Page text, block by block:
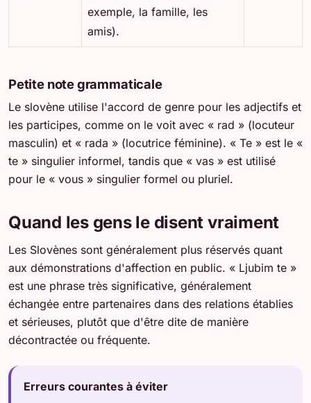
exemple, la famille, les
amis).
Petite note grammaticale
Le slovène utilise l'accord de genre pour les adjectifs et
les participes, comme on le voit avec « rad » (locuteur
masculin) et « rada » (locutrice féminine). « Te » est le «
te » singulier informel, tandis que « vas » est utilisé
pour le « vous » singulier formel ou pluriel.
Quand les gens le disent vraiment
Les Slovènes sont généralement plus réservés quant
aux démonstrations d'affection en public. « Ljubim te »
est une phrase très significative, généralement
échangée entre partenaires dans des relations établies
et sérieuses, plutôt que d'être dite de manière
décontractée ou fréquente.
Erreurs courantes à éviter